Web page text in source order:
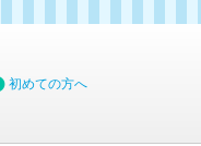
初めての方へ